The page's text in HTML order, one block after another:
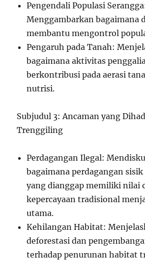
Pengendali Populasi
Menggambarkan bagaimana
membantu mengontrol
Pengaruh pada Tanah:
bagaimana aktivitas
berkontribusi pada aerasi
nutrisi.
Subjudul 3: Ancaman yang
Trenggiling
Perdagangan Ilegal:
bagaimana perdagangan
yang dianggap memiliki nilai
kepercayaan tradisional
utama.
Kehilangan Habitat:
deforestasi dan
terhadap penurunan habitat